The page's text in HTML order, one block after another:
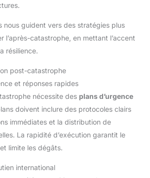
nous guident vers des stratégies plus
l’après-catastrophe, en mettant l’accent
résilience.
post-catastrophe
et réponses rapides
nécessite des plans d’urgence
doivent inclure des protocoles clairs
immédiates et la distribution de
La rapidité d’exécution garantit le
limite les dégâts.
international